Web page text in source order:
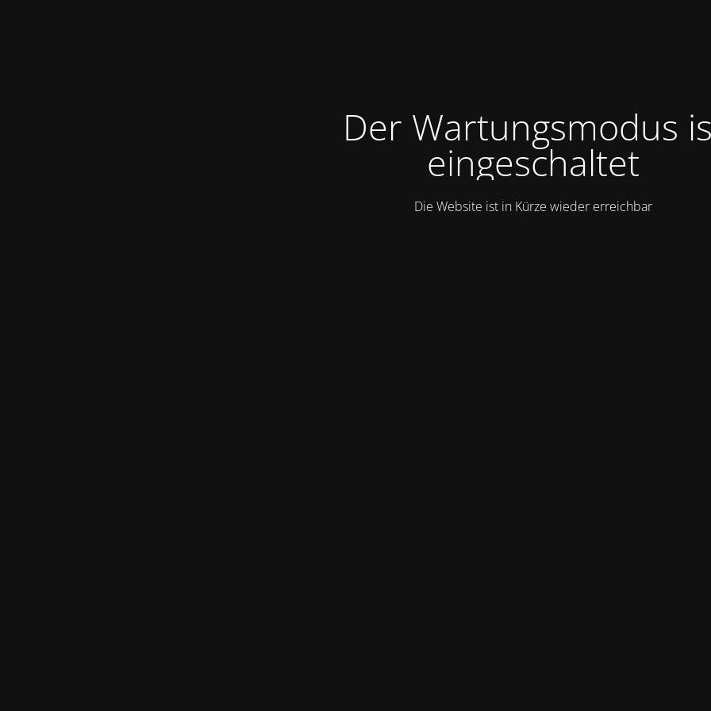
Der Wartungsmodus
eingeschaltet
Die Website ist in Kürze wieder erreichbar